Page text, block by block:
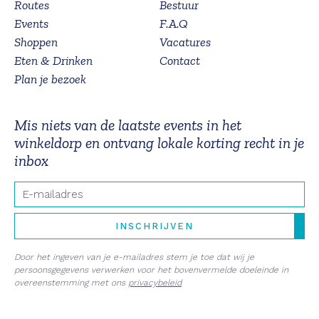
Routes
Events
Shoppen
Eten & Drinken
Plan je bezoek
Bestuur
F.A.Q
Vacatures
Contact
Mis niets van de laatste events in het
winkeldorp en ontvang lokale korting recht in je
inbox
E-mail
INSCHRIJVEN
Door het ingeven van je e-mailadres stem je toe dat wij je
persoonsgegevens verwerken voor het bovenvermelde doeleinde in
overeenstemming met ons privacybeleid